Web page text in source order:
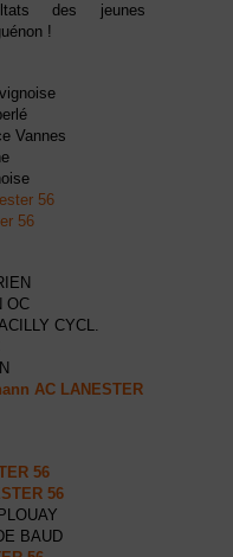
des jeunes
!
Vannes
56
56
OC
CYCL.
AC LANESTER
56
56
BAUD